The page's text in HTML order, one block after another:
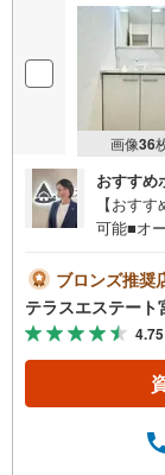
画像36
おすすめ
【おす
可能■オ
ある方
迎！ 平
にもでき
も大歓迎
間お気
迎（無
↓↓↓↓↓
ブロンズ推奨
テラスエステート
4.75